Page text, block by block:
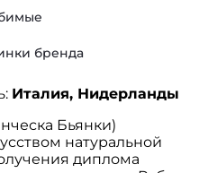
бренда
Италия, Нидерланды
Бьянки)
натуральной
диплома